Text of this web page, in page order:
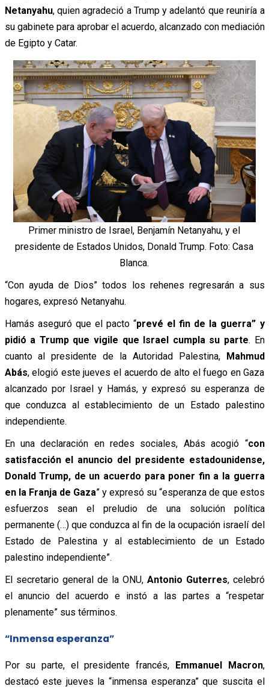
Netanyahu, quien agradeció a Trump y adelantó que reuniría a
su gabinete para aprobar el acuerdo, alcanzado con mediación
de Egipto y Catar.
Primer ministro de Israel, Benjamín Netanyahu, y el
presidente de Estados Unidos, Donald Trump. Foto: Casa
Blanca.
“Con ayuda de Dios” todos los rehenes regresarán a sus
hogares, expresó Netanyahu.
Hamás aseguró que el pacto “prevé el fin de la guerra” y
pidió a Trump que vigile que Israel cumpla su parte. En
cuanto al presidente de la Autoridad Palestina, Mahmud
Abás, elogió este jueves el acuerdo de alto el fuego en Gaza
alcanzado por Israel y Hamás, y expresó su esperanza de
que conduzca al establecimiento de un Estado palestino
independiente.
En una declaración en redes sociales, Abás acogió “con
satisfacción el anuncio del presidente estadounidense,
Donald Trump, de un acuerdo para poner fin a la guerra
en la Franja de Gaza” y expresó su “esperanza de que estos
esfuerzos sean el preludio de una solución política
permanente (…) que conduzca al fin de la ocupación israelí del
Estado de Palestina y al establecimiento de un Estado
palestino independiente”.
El secretario general de la ONU, Antonio Guterres, celebró
el anuncio del acuerdo e instó a las partes a “respetar
plenamente” sus términos.
“Inmensa esperanza”
Por su parte, el presidente francés, Emmanuel Macron,
destacó este jueves la “inmensa esperanza” que suscita el